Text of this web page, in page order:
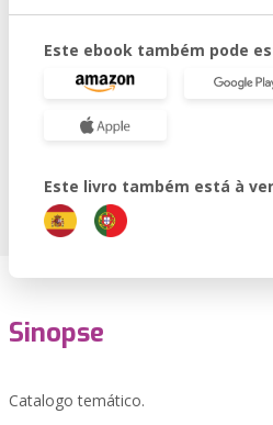
Este ebook também pode
Este livro também está à
Sinopse
Catalogo temático.